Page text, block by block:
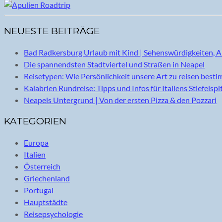
NEUESTE BEITRÄGE
Bad Radkersburg Urlaub mit Kind | Sehenswürdigkeiten,
Die spannendsten Stadtviertel und Straßen in Neapel
Reisetypen: Wie Persönlichkeit unsere Art zu reisen
Kalabrien Rundreise: Tipps und Infos für Italiens
Neapels Untergrund | Von der ersten Pizza & den Pozzari
KATEGORIEN
Europa
Italien
Österreich
Griechenland
Portugal
Hauptstädte
Reisepsychologie